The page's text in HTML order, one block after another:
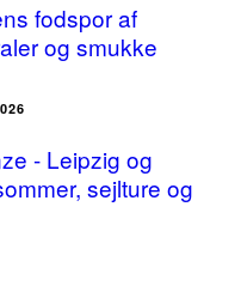
fodspor af
og smukke
- Leipzig og
sejlture og